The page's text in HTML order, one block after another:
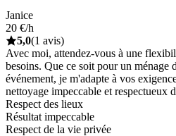
Janice
20 €/h
5,0(1 avis)
Avec moi, attendez-vous à une
besoins. Que ce soit pour un ménage
événement, je m'adapte à vos
nettoyage impeccable et respectueux
Respect des lieux
Résultat impeccable
Respect de la vie privée